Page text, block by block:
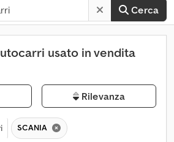
Cerca
usato in vendita
Rilevanza
SCANIA